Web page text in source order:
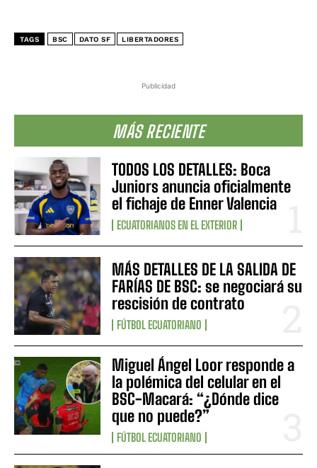
Publicidad
MÁS RECIENTE
TODOS LOS DETALLES: Boca
Juniors anuncia oficialmente
el fichaje de Enner Valencia
ECUATORIANOS EN EL EXTERIOR
MÁS DETALLES DE LA SALIDA DE
FARÍAS DE BSC: se negociará su
rescisión de contrato
FÚTBOL ECUATORIANO
Miguel Ángel Loor responde a
la polémica del celular en el
BSC-Macará: “¿Dónde dice
que no puede?”
FÚTBOL ECUATORIANO
TAGS BSC DATO SF LIBERTADORES